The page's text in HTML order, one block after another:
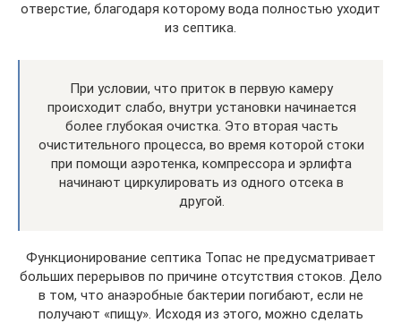
отверстие, благодаря которому вода полностью уходит
из септика.
При условии, что приток в первую камеру
происходит слабо, внутри установки начинается
более глубокая очистка. Это вторая часть
очистительного процесса, во время которой стоки
при помощи аэротенка, компрессора и эрлифта
начинают циркулировать из одного отсека в
другой.
Функционирование септика Топас не предусматривает
больших перерывов по причине отсутствия стоков. Дело
в том, что анаэробные бактерии погибают, если не
получают «пищу». Исходя из этого, можно сделать